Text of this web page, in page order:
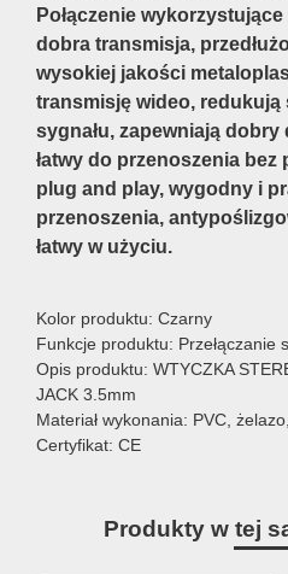
Połączenie
dobra transmisja,
wysokiej jakości
transmisję wideo,
sygnału, zapewniają
łatwy do przenoszenia
plug and play, wygodny i
przenoszenia,
łatwy w użyciu.
Kolor produktu: Czarny
Funkcje produktu: Przełączanie
Opis produktu: WTYCZKA
JACK 3.5mm
Materiał wykonania: PVC,
Certyfikat: CE
Produkty w tej